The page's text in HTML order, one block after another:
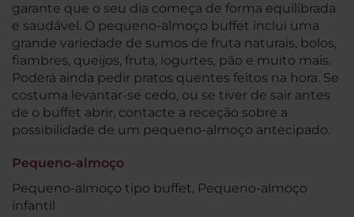
garante que o seu dia começa de forma equilibrada
e saudável. O pequeno-almoço buffet inclui uma
grande variedade de sumos de fruta naturais, bolos,
fiambres, queijos, fruta, iogurtes, pão e muito mais.
Poderá ainda pedir pratos quentes feitos na hora. Se
costuma levantar-se cedo, ou se tiver de sair antes
de o buffet abrir, contacte a receção sobre a
possibilidade de um pequeno-almoço antecipado.
Pequeno-almoço
Pequeno-almoço tipo buffet, Pequeno-almoço
infantil